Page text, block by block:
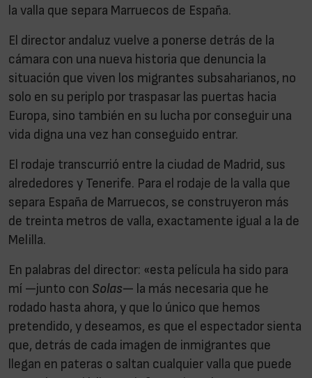
la valla que separa Marruecos de España.
El director andaluz vuelve a ponerse detrás de la
cámara con una nueva historia que denuncia la
situación que viven los migrantes subsaharianos, no
solo en su periplo por traspasar las puertas hacia
Europa, sino también en su lucha por conseguir una
vida digna una vez han conseguido entrar.
El rodaje transcurrió entre la ciudad de Madrid, sus
alrededores y Tenerife. Para el rodaje de la valla que
separa España de Marruecos, se construyeron más
de treinta metros de valla, exactamente igual a la de
Melilla.
En palabras del director: «esta película ha sido para
mí —junto con Solas— la más necesaria que he
rodado hasta ahora, y que lo único que hemos
pretendido, y deseamos, es que el espectador sienta
que, detrás de cada imagen de inmigrantes que
llegan en pateras o saltan cualquier valla que puede